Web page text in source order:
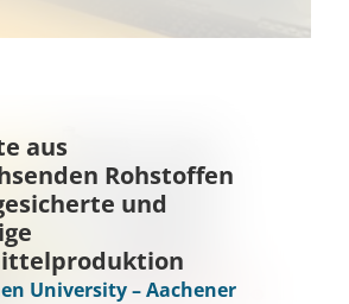
aus
Rohstoffen
und
University – Aachener